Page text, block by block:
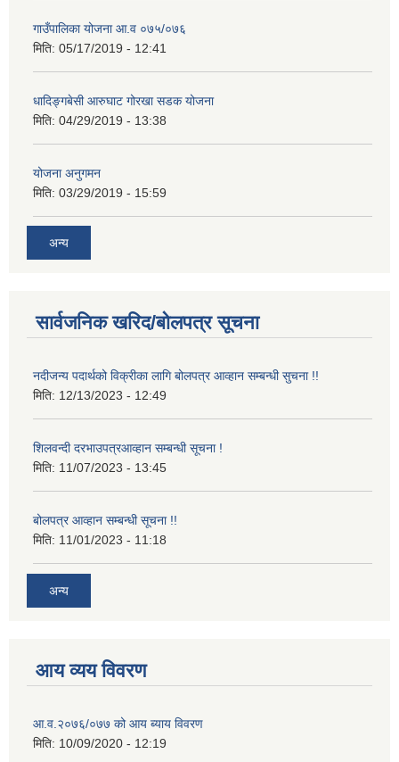
गाउँपालिका योजना आ.व ०७५/०७६
मिति: 05/17/2019 - 12:41
धादिङ्गबेसी आरुघाट गोरखा सडक योजना
मिति: 04/29/2019 - 13:38
योजना अनुगमन
मिति: 03/29/2019 - 15:59
अन्य
सार्वजनिक खरिद/बोलपत्र सूचना
नदीजन्य पदार्थको विक्रीका लागि बोलपत्र आव्हान सम्बन्धी सुचना !!
मिति: 12/13/2023 - 12:49
शिलवन्दी दरभाउपत्रआव्हान सम्बन्धी सूचना !
मिति: 11/07/2023 - 13:45
बोलपत्र आव्हान सम्बन्धी सूचना !!
मिति: 11/01/2023 - 11:18
अन्य
आय व्यय विवरण
आ.व.२०७६/०७७ को आय ब्याय विवरण
मिति: 10/09/2020 - 12:19